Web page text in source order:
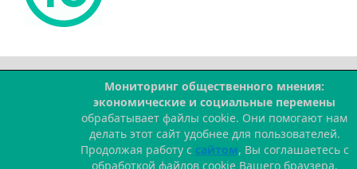
Мониторинг общественного мнения:
экономические и социальные перемены
обрабатывает файлы cookie. Они помогают нам
делать этот сайт удобнее для пользователей.
Продолжая работу с сайтом, Вы соглашаетесь с
обработкой файлов cookie Вашего браузера.